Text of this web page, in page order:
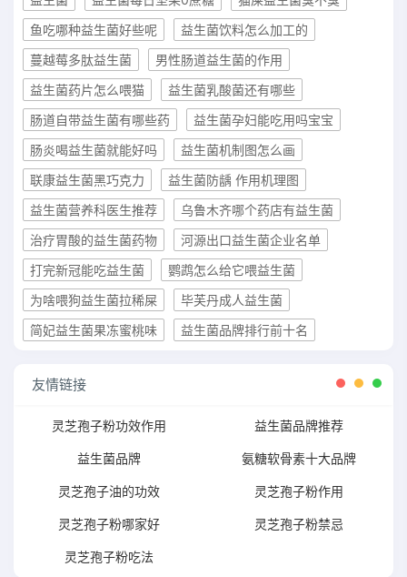
鱼吃哪种益生菌好些呢
益生菌饮料怎么加工的
蔓越莓多肽益生菌
男性肠道益生菌的作用
益生菌药片怎么喂猫
益生菌乳酸菌还有哪些
肠道自带益生菌有哪些药
益生菌孕妇能吃用吗宝宝
肠炎喝益生菌就能好吗
益生菌机制图怎么画
联康益生菌黑巧克力
益生菌防龋 作用机理图
益生菌营养科医生推荐
乌鲁木齐哪个药店有益生菌
治疗胃酸的益生菌药物
河源出口益生菌企业名单
打完新冠能吃益生菌
鹦鹉怎么给它喂益生菌
为啥喂狗益生菌拉稀屎
毕芙丹成人益生菌
简妃益生菌果冻蜜桃味
益生菌品牌排行前十名
友情链接
灵芝孢子粉功效作用 益生菌品牌推荐
益生菌品牌 氨糖软骨素十大品牌
灵芝孢子油的功效 灵芝孢子粉作用
灵芝孢子粉哪家好 灵芝孢子粉禁忌
灵芝孢子粉吃法